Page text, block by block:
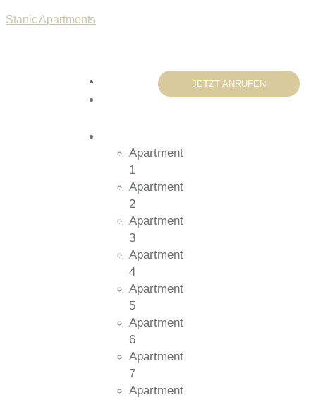
Stanic Apartments
Apartment
1
Apartment
2
Apartment
3
Apartment
4
Apartment
5
Apartment
6
Apartment
7
Apartment
JETZT ANRUFEN